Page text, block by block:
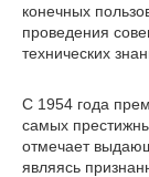
конечных
проведения
технических
С 1954 года
самых
отмечает
являясь